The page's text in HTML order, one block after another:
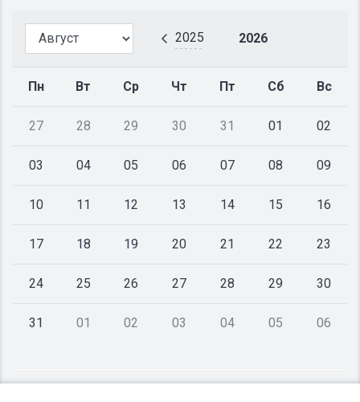
2025 2026
Пн Вт Ср Чт Пт Сб Вс
27 28 29 30 31 01 02
03 04 05 06 07 08 09
10 11 12 13 14 15 16
17 18 19 20 21 22 23
24 25 26 27 28 29 30
31 01 02 03 04 05 06